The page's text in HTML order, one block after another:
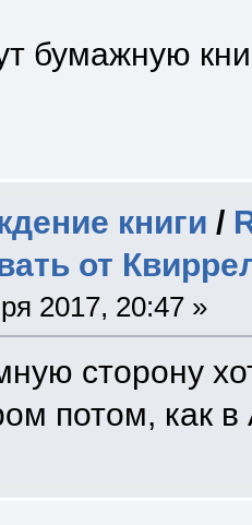
бумажную
книги /
от
2017, 20:47 »
сторону
потом, как